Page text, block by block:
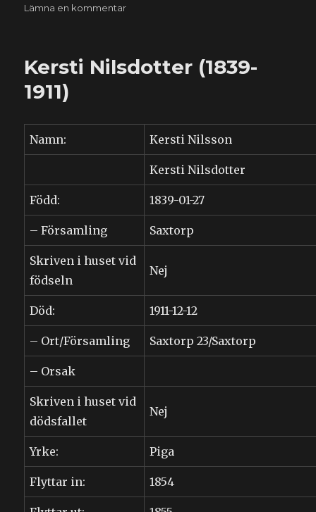
Lämna en kommentartill
Kersti Nilsdotter (1839-
1911)
Namn: Kersti Nilsson
Kersti Nilsdotter
Född: 1839-01-27
– Församling Saxtorp
Skriven i huset vid
födseln
Nej
Död: 1911-12-12
– Ort/Församling Saxtorp 23/Saxtorp
– Orsak
Skriven i huset vid
dödsfallet
Nej
Yrke: Piga
Flyttar in: 1854